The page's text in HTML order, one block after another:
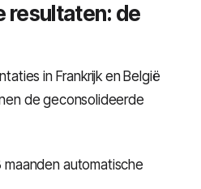
resultaten: de
in Frankrijk en België
de geconsolideerde
maanden automatische